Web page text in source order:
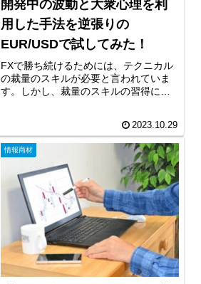
開発中の波動と大衆心理を利
用した手法を逆張りの
EUR/USDで試してみた！
FXで勝ち続けるためには、テクニカル
の裁量のスキルが必要と言われていま
す。しかし、裁量のスキルの習得に
を用いて時短で波動と大衆心理を利用
した手法の開発に取り組んでいます。
開...
2023.10.29
情報商材